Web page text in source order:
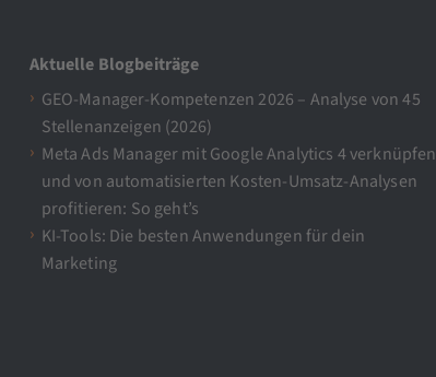
Aktuelle Blogbeiträge
GEO-Manager-Kompetenzen 2026 – Analyse von 45
Stellenanzeigen (2026)
Meta Ads Manager mit Google Analytics 4 verknüpfen
und von automatisierten Kosten-Umsatz-Analysen
profitieren: So geht’s
KI-Tools: Die besten Anwendungen für dein
Marketing